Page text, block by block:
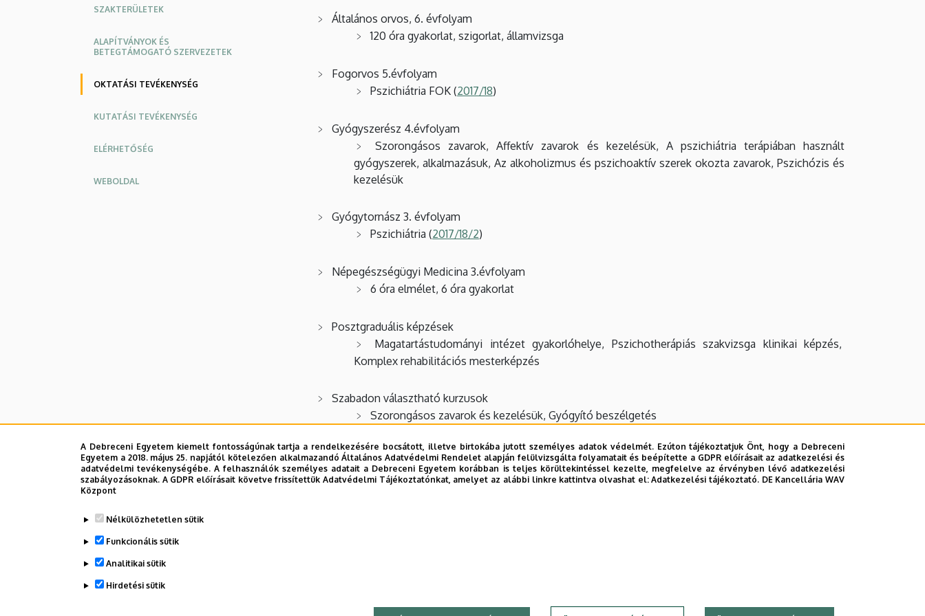
A Debreceni Egyetem kiemelt fontosságúnak tartja a rendelkezésére bocsátott, illetve birtokába jutott személyes adatok védelmét. Ezúton tájékoztatjuk Önt, hogy a Debreceni
Egyetem a 2018. május 25. napjától kötelezően alkalmazandó Általános Adatvédelmi Rendelet alapján felülvizsgálta folyamatait és beépítette a GDPR előírásait az adatkezelési és
adatvédelmi tevékenységébe. A felhasználók személyes adatait a Debreceni Egyetem korábban is teljes körültekintéssel kezelte, megfelelve az érvényben lévő adatkezelési
szabályozásoknak. A GDPR előírásait követve frissítettük Adatvédelmi Tájékoztatónkat, amelyet az alábbi linkre kattintva olvashat el:Adatkezelési tájékoztató. DE Kancellária WAV
Központ
Nélkülözhetetlen sütik
Funkcionális sütik
Analitikai sütik
Hirdetési sütik
SZAKTERÜLETEK
ALAPÍTVÁNYOK ÉS
BETEGTÁMOGATÓ SZERVEZETEK
OKTATÁSI TEVÉKENYSÉG
KUTATÁSI TEVÉKENYSÉG
ELÉRHETŐSÉG
WEBOLDAL
Általános orvos, 6. évfolyam
120 óra gyakorlat, szigorlat, államvizsga
Fogorvos 5.évfolyam
Pszichiátria FOK (2017/18)
Gyógyszerész 4.évfolyam
Szorongásos zavarok, Affektív zavarok és kezelésük, A pszichiátria terápiában használt
gyógyszerek, alkalmazásuk, Az alkoholizmus és pszichoaktív szerek okozta zavarok, Pszichózis és
kezelésük
Gyógytornász 3. évfolyam
Pszichiátria (2017/18/2)
Népegészségügyi Medicina 3.évfolyam
6 óra elmélet, 6 óra gyakorlat
Posztgraduális képzések
Magatartástudományi intézet gyakorlóhelye, Pszichotherápiás szakvizsga klinikai képzés,
Komplex rehabilitációs mesterképzés
Szabadon választható kurzusok
Szorongásos zavarok és kezelésük, Gyógyító beszélgetés